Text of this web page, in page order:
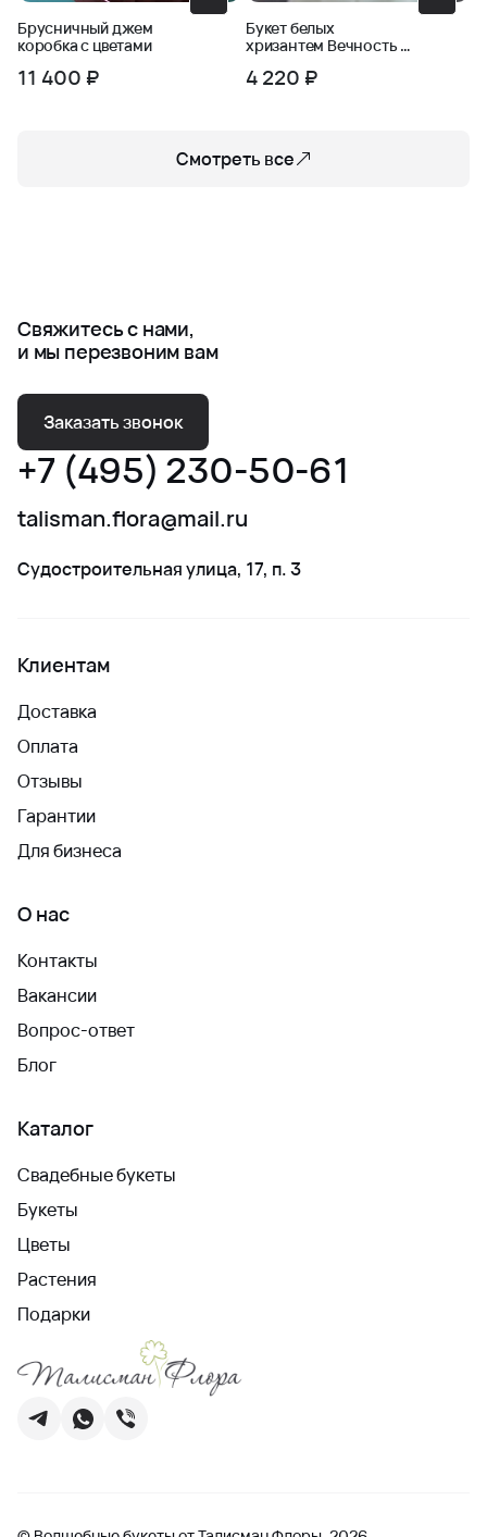
Брусничный джем
коробка с цветами
11 400 ₽
Букет белых
хризантем Вечность в
4 220 ₽
Смотреть все
Свяжитесь с нами,
и мы перезвоним вам
Заказать звонок
+7 (495) 230-50-61
talisman.flora@mail.ru
Судостроительная улица, 17, п. 3
Клиентам
Доставка
Оплата
Отзывы
Гарантии
Для бизнеса
О нас
Контакты
Вакансии
Вопрос-ответ
Блог
Каталог
Свадебные букеты
Букеты
Цветы
Растения
Подарки